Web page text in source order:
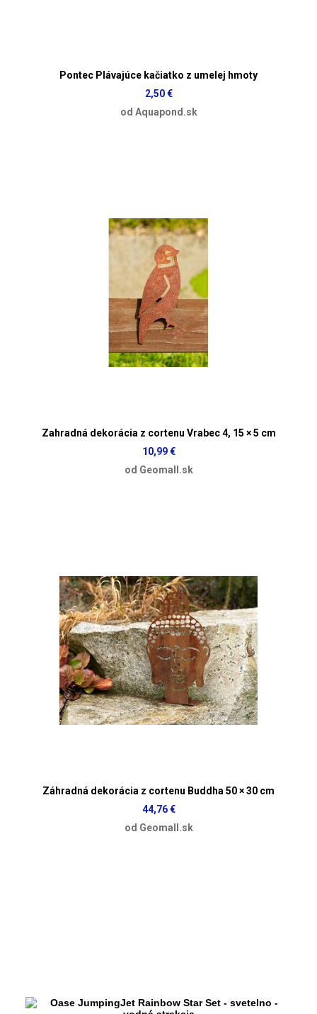
Pontec Plávajúce kačiatko z umelej hmoty
2,50 €
od Aquapond.sk
Zahradná dekorácia z cortenu Vrabec 4, 15 × 5 cm
10,99 €
od Geomall.sk
Záhradná dekorácia z cortenu Buddha 50 × 30 cm
44,76 €
od Geomall.sk